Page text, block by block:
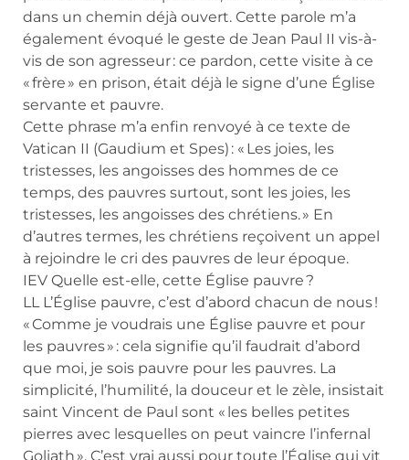
dans un chemin déjà ouvert. Cette parole m’a
également évoqué le geste de Jean Paul II vis-à-
vis de son agresseur : ce pardon, cette visite à ce
« frère » en prison, était déjà le signe d’une Église
servante et pauvre.
Cette phrase m’a enfin renvoyé à ce texte de
Vatican II (Gaudium et Spes) : « Les joies, les
tristesses, les angoisses des hommes de ce
temps, des pauvres surtout, sont les joies, les
tristesses, les angoisses des chrétiens. » En
d’autres termes, les chrétiens reçoivent un appel
à rejoindre le cri des pauvres de leur époque.
IEV Quelle est-elle, cette Église pauvre ?
LL L’Église pauvre, c’est d’abord chacun de nous !
« Comme je voudrais une Église pauvre et pour
les pauvres » : cela signifie qu’il faudrait d’abord
que moi, je sois pauvre pour les pauvres. La
simplicité, l’humilité, la douceur et le zèle, insistait
saint Vincent de Paul sont « les belles petites
pierres avec lesquelles on peut vaincre l’infernal
Goliath ». C’est vrai aussi pour toute l’Église qui vit